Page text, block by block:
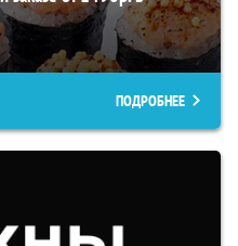
ПОДРОБНЕЕ